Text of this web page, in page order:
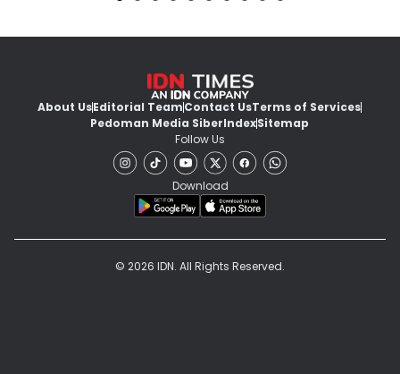
About UsEditorial TeamContact UsTerms of Services
Pedoman Media SiberIndexSitemap
Follow Us
Download
© 2026 IDN. All Rights Reserved.